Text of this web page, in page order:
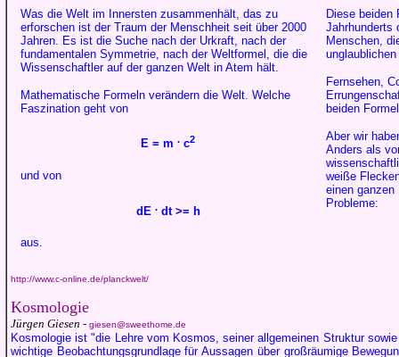
Was die Welt im Innersten zusammenhält, das zu
erforschen ist der Traum der Menschheit seit über 2000
Jahren. Es ist die Suche nach der Urkraft, nach der
fundamentalen Symmetrie, nach der Weltformel, die die
Wissenschaftler auf der ganzen Welt in Atem hält.
Mathematische Formeln verändern die Welt. Welche
Faszination geht von
E = m . c2
und von
dE .dt >= h
aus.
Diese beiden
Jahrhunderts
Menschen,
Fernsehen,
beiden
Aber wir
Anders als
weiße
einen ganzen
Probleme:
http://www.c-online.de/planckwelt/
Kosmologie
Jürgen Giesen - giesen@sweethome.de
Kosmologie ist "die Lehre vom Kosmos, seiner allgemeinen Struktur
wichtige Beobachtungsgrundlage für Aussagen über großräumige